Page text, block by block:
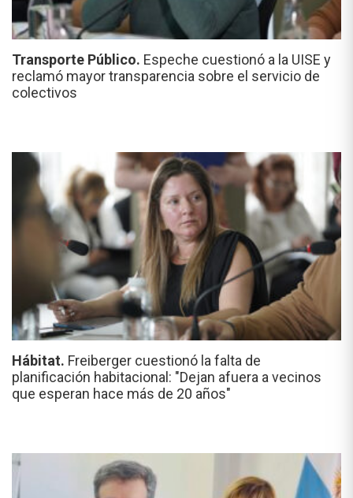
Transporte Público. Espeche cuestionó a la UISE y
reclamó mayor transparencia sobre el servicio de
colectivos
Hábitat. Freiberger cuestionó la falta de
planificación habitacional: "Dejan afuera a vecinos
que esperan hace más de 20 años"